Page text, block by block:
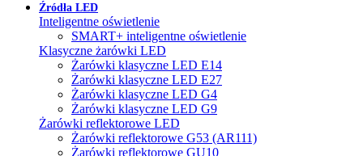
Źródła LED
Inteligentne oświetlenie
SMART+ inteligentne oświetlenie
Klasyczne żarówki LED
Żarówki klasyczne LED E14
Żarówki klasyczne LED E27
Żarówki klasyczne LED G4
Żarówki klasyczne LED G9
Żarówki reflektorowe LED
Żarówki reflektorowe G53 (AR111)
Żarówki reflektorowe GU10